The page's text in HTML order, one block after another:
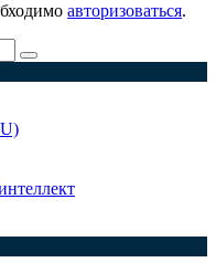
авторизоваться.